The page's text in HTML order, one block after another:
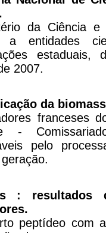
da Ciência e
a entidades
2007.
da
franceses
-
pelo
: resultados
peptídeo com